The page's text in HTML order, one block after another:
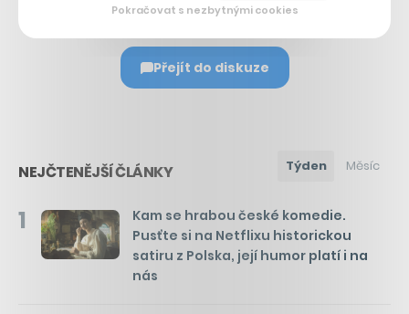
Přejít do diskuze
NEJČTENĚJŠÍ ČLÁNKY Týden Měsíc
1
Kam se hrabou české komedie.
Pusťte si na Netflixu historickou
satiru z Polska, její humor platí i na
nás
Pokračovat s nezbytnými cookies